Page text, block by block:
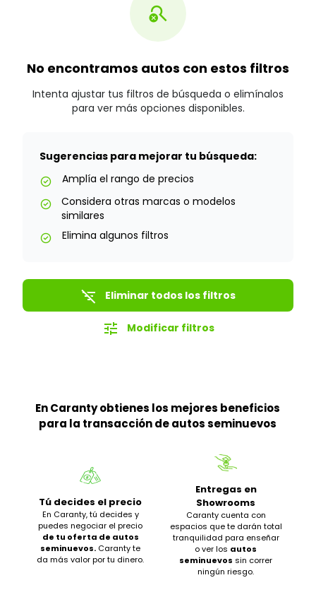
search_off
No encontramos autos con estos filtros
Intenta ajustar tus filtros de búsqueda o elimínalos
para ver más opciones disponibles.
Sugerencias para mejorar tu búsqueda:
check_circle Amplía el rango de precios
check_circle
Considera otras marcas o modelos
similares
check_circle Elimina algunos filtros
filter_list_off Eliminar todos los filtros
tune Modificar filtros
En Caranty obtienes los mejores beneficios
para la transacción de autos seminuevos
Tú decides el precio
En Caranty, tú decides y
puedes negociar el precio
de tu oferta de autos
seminuevos. Caranty te
da más valor por tu dinero.
Entregas en
Showrooms
Caranty cuenta con
espacios que te darán total
tranquilidad para enseñar
o ver los autos
seminuevos sin correr
ningún riesgo.